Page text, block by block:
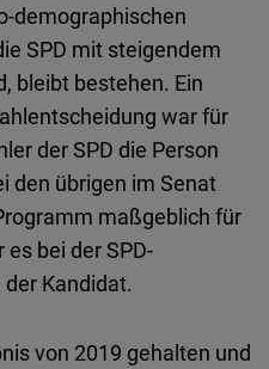
demographischen
SPD mit steigendem
bleibt bestehen. Ein
war für
der SPD die Person
den übrigen im Senat
maßgeblich für
bei der SPD-
Kandidat.
von 2019 gehalten und